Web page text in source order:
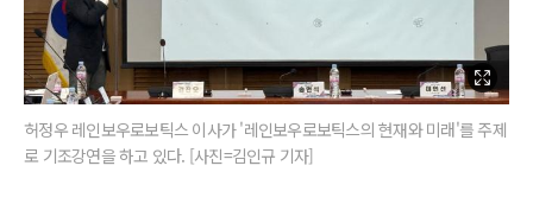
허정우 레인보우로보틱스 이사가 '레인보우로보틱스의 현재와 미래'를 주제
로 기조강연을 하고 있다. [사진=김인규 기자]